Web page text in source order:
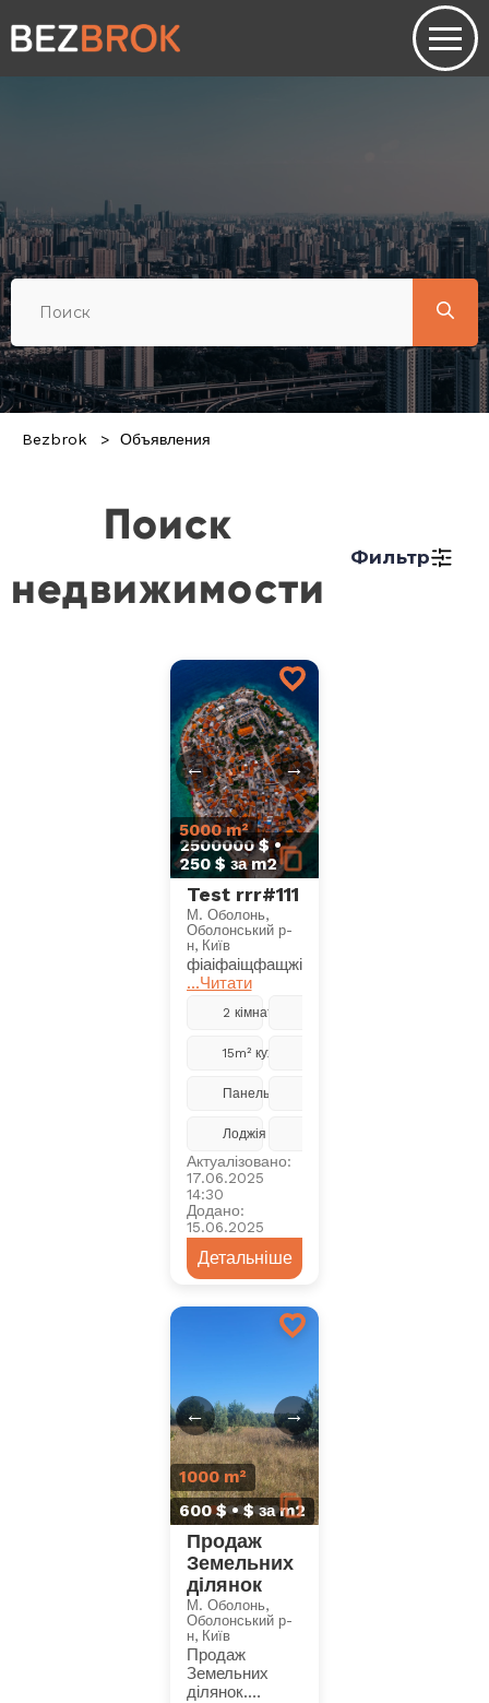
Bezbrok Объявления
Поиск
недвижимости
Фильтр
← →
2500000 $ •
250 $ за m2
5000 m²
Test rrr#111
М. Оболонь,
Оболонський р-
н, Київ
...Читати
2 кімнати
15m² кухня
Панельний
Лоджія
Актуалізовано:
17.06.2025
14:30
Додано:
15.06.2025
Детальніше
← →
600 $ • $ за m2
1000 m²
Продаж
Земельних
ділянок
М. Оболонь,
Оболонський р-
н, Київ
Продаж
Земельних
ділянок.